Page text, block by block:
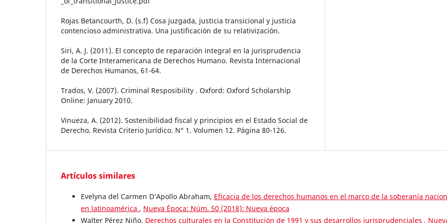
Rojas Betancourth, D. (s.f) Cosa juzgada, justicia transicional y justicia
contencioso administrativa. Una justificación de su relativización.
Siri, A. J. (2011). El concepto de reparación integral en la jurisprudencia
de la Corte Interamericana de Derechos Humano. Revista Internacional
de Derechos Humanos, 61-64.
Trados, V. (2007). Criminal Resposibility . Oxford: Oxford Scholarship
Online: January 2010.
Vinueza, A. (2012). Sostenibilidad fiscal y principios en el Estado Social de
Derecho. Revista Criterio Jurídico. N° 1. Volumen 12. Página 80-126.
Artículos similares
Evelyna del Carmen D’Apollo Abraham, Eficacia de los derechos humanos en el marco de la soberanía
en latinoamérica , Nueva Época: Núm. 50 (2018): Nueva época
Walter Pérez Niño, Derechos culturales en la Constitución de 1991 y sus desarrollos jurisprudenciales ,